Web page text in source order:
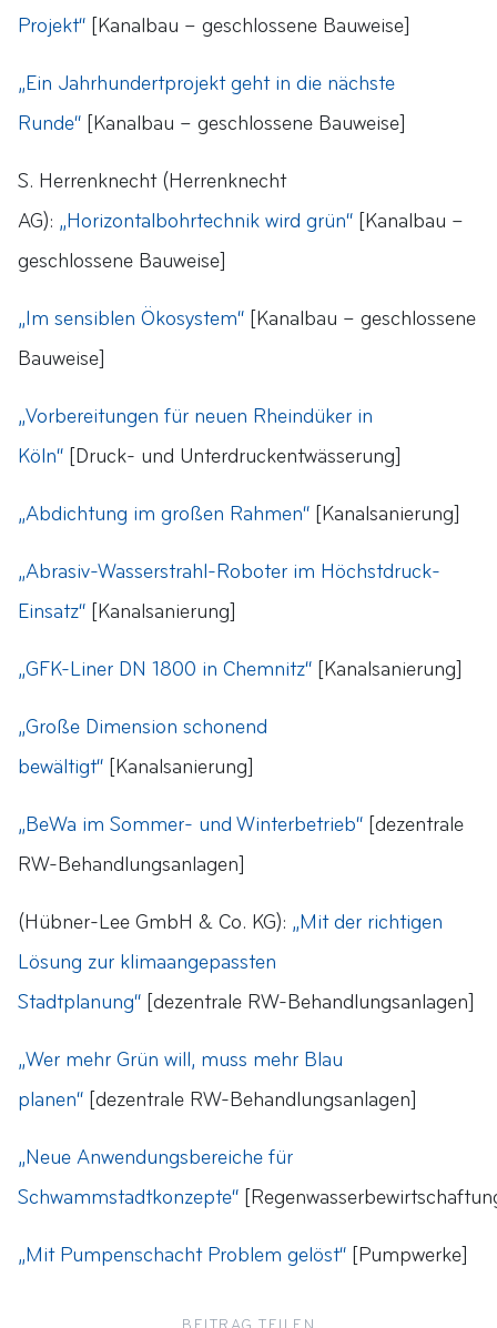
Projekt“ [Kanalbau – geschlossene Bauweise]
„Ein Jahrhundertprojekt geht in die nächste
Runde“ [Kanalbau – geschlossene Bauweise]
S. Herrenknecht (Herrenknecht
AG): „Horizontalbohrtechnik wird grün“ [Kanalbau –
geschlossene Bauweise]
„Im sensiblen Ökosystem“ [Kanalbau – geschlossene
Bauweise]
„Vorbereitungen für neuen Rheindüker in
Köln“ [Druck- und Unterdruckentwässerung]
„Abdichtung im großen Rahmen“ [Kanalsanierung]
„Abrasiv-Wasserstrahl-Roboter im Höchstdruck-
Einsatz“ [Kanalsanierung]
„GFK-Liner DN 1800 in Chemnitz“ [Kanalsanierung]
„Große Dimension schonend
bewältigt“ [Kanalsanierung]
„BeWa im Sommer- und Winterbetrieb“ [dezentrale
RW-Behandlungsanlagen]
(Hübner-Lee GmbH & Co. KG): „Mit der richtigen
Lösung zur klimaangepassten
Stadtplanung“ [dezentrale RW-Behandlungsanlagen]
„Wer mehr Grün will, muss mehr Blau
planen“ [dezentrale RW-Behandlungsanlagen]
„Neue Anwendungsbereiche für
Schwammstadtkonzepte“
„Mit Pumpenschacht Problem gelöst“ [Pumpwerke]